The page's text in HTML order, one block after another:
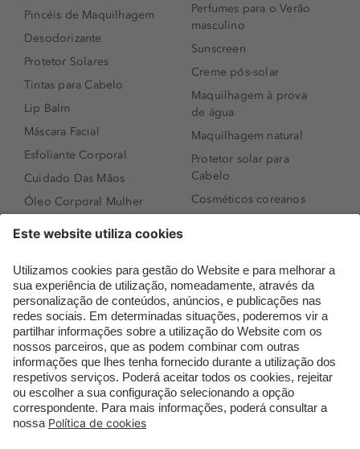
Pincéis de Maquilhagem
Desodorizante
Protetor Solares
Tintas para Cabelo
Lip Balm
Máscara Facial
Esfoliante Corporal
Cuidado Das Mãos
Óleo Corporal Mulher
Sérum de Rosto
Body mist & Spray
corporal
Produtos para Cabelo
Homem
Espuma de Limpeza
Facial
Dermocosmética
Perfumes para o Verão
masculino
Sunscreen
Creme pós-solar
Maquilhagem à prova
de água
Maquilhagem natural
Protetor solar para
Cabelo
Cosméticos coreanos
Perfumes árabes
Novidades
Melhores Perfumes
Femininos
TOP 10: Perfumes
Masculinos
Pestanas Postiças
Creme Rosto Homem